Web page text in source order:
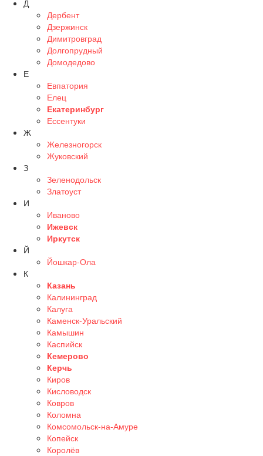
Д
Дербент
Дзержинск
Димитровград
Долгопрудный
Домодедово
Е
Евпатория
Елец
Екатеринбург
Ессентуки
Ж
Железногорск
Жуковский
З
Зеленодольск
Златоуст
И
Иваново
Ижевск
Иркутск
Й
Йошкар-Ола
К
Казань
Калининград
Калуга
Каменск-Уральский
Камышин
Каспийск
Кемерово
Керчь
Киров
Кисловодск
Ковров
Коломна
Комсомольск-на-Амуре
Копейск
Королёв